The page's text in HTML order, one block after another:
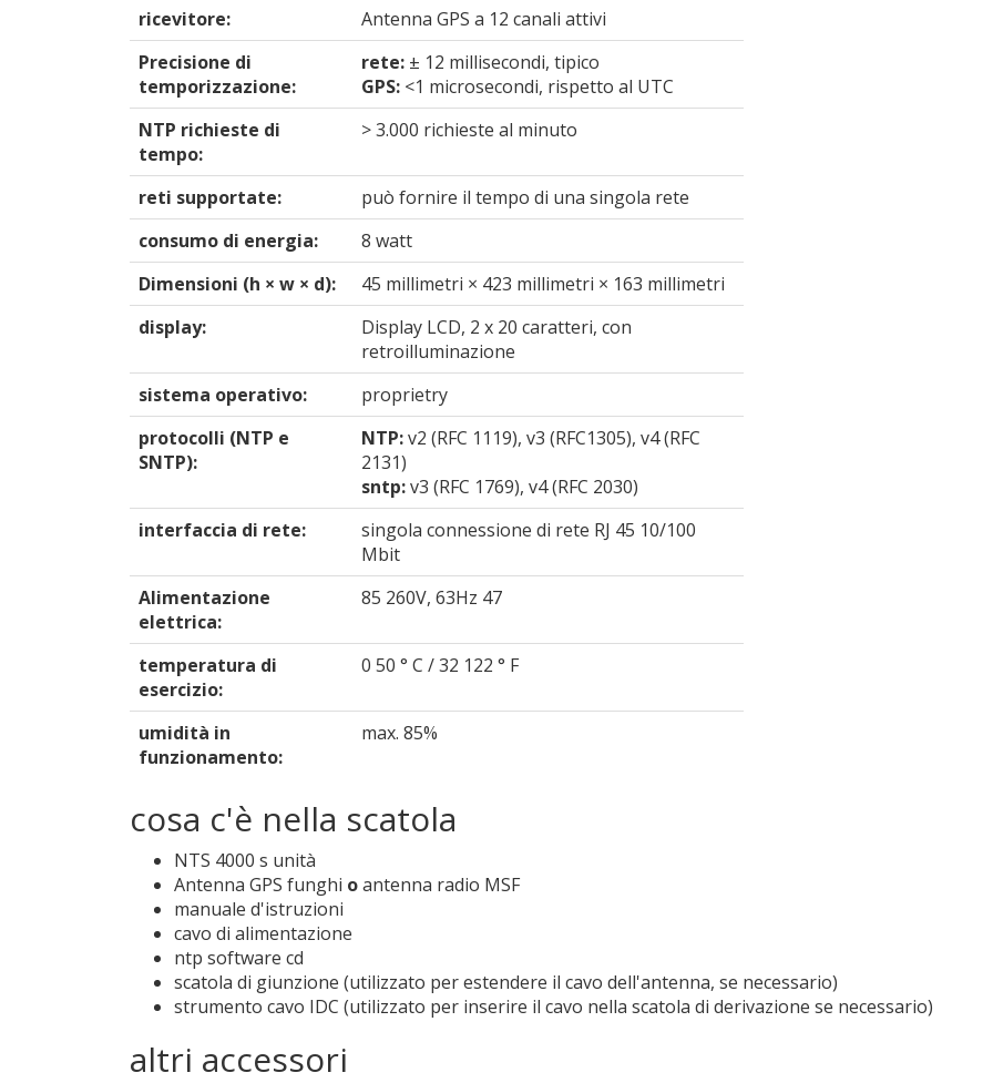
ricevitore:
Antenna GPS a 12 canali attivi
Precisione di
temporizzazione:
rete: ± 12 millisecondi, tipico
GPS: <1 microsecondi, rispetto al UTC
NTP richieste di
tempo:
> 3.000 richieste al minuto
reti supportate:
può fornire il tempo di una singola rete
consumo di energia:
8 watt
Dimensioni (h × w × d):
45 millimetri × 423 millimetri × 163 millimetri
display:
Display LCD, 2 x 20 caratteri, con
retroilluminazione
sistema operativo:
proprietry
protocolli (NTP e
SNTP):
NTP:v2 (RFC 1119), v3 (RFC1305), v4 (RFC
2131)
sntp:v3 (RFC 1769), v4 (RFC 2030)
interfaccia di rete:
singola connessione di rete RJ 45 10/100
Mbit
Alimentazione
elettrica:
85 260V, 63Hz 47
temperatura di
esercizio:
0 50 ° C / 32 122 ° F
umidità in
funzionamento:
max. 85%
cosa c'è nella scatola
NTS 4000 s unità
Antenna GPS funghi oantenna radio MSF
manuale d'istruzioni
cavo di alimentazione
ntp software cd
scatola di giunzione (utilizzato per estendere il cavo dell'antenna, se necessario)
strumento cavo IDC (utilizzato per inserire il cavo nella scatola di derivazione se necessario)
altri accessori